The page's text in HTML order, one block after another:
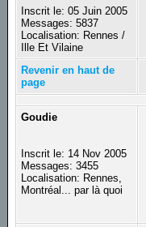
Inscrit le: 05 Juin 2005
Messages: 5837
Localisation: Rennes /
Ille Et Vilaine
Revenir en haut de
page
Goudie
Inscrit le: 14 Nov 2005
Messages: 3455
Localisation: Rennes,
Montréal... par là quoi